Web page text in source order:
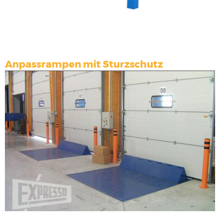
Anpassrampen mit Sturzschutz